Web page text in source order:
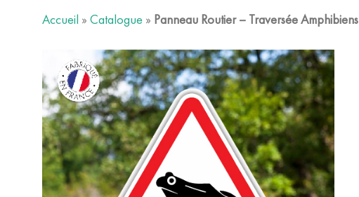
Accueil »Catalogue » Panneau Routier – Traversée Amphibiens